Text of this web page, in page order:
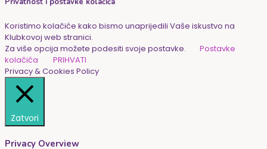
Koristimo kolačiće kako bismo unaprijedili Vaše iskustvo na
Klubkovoj web stranici.
Za više opcija možete podesiti svoje postavke.
Postavke
kolačića
PRIHVATI
Privacy & Cookies Policy
Zatvori
Privacy Overview